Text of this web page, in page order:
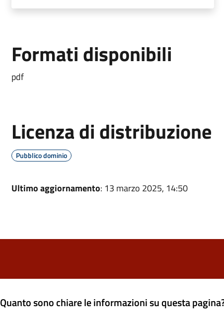
Formati disponibili
pdf
Licenza di distribuzione
Pubblico dominio
Ultimo aggiornamento: 13 marzo 2025, 14:50
Quanto sono chiare le informazioni su questa